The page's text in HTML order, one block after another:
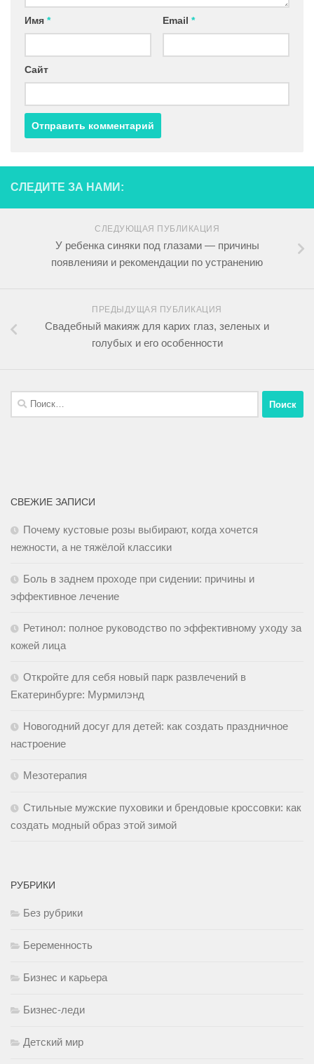
Имя * Email *
Сайт
СЛЕДИТЕ ЗА НАМИ:
СЛЕДУЮЩАЯ ПУБЛИКАЦИЯ
У ребенка синяки под глазами — причины
появленияи и рекомендации по устранению
ПРЕДЫДУЩАЯ ПУБЛИКАЦИЯ
Свадебный макияж для карих глаз, зеленых и
голубых и его особенности
СВЕЖИЕ ЗАПИСИ
Почему кустовые розы выбирают, когда хочется
нежности, а не тяжёлой классики
Боль в заднем проходе при сидении: причины и
эффективное лечение
Ретинол: полное руководство по эффективному уходу за
кожей лица
Откройте для себя новый парк развлечений в
Екатеринбурге: Мурмилэнд
Новогодний досуг для детей: как создать праздничное
настроение
Мезотерапия
Стильные мужские пуховики и брендовые кроссовки: как
создать модный образ этой зимой
РУБРИКИ
Без рубрики
Беременность
Бизнес и карьера
Бизнес-леди
Детский мир